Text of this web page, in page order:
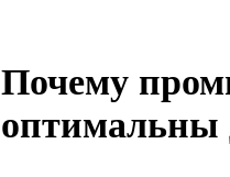
Почему
оптимальны